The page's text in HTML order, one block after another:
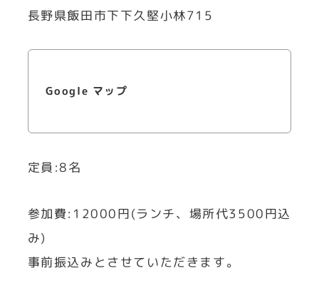
長野県飯田市下下久堅小林715
Google マップ
定員:8名
参加費:12000円(ランチ、場所代3500円込
み)
事前振込みとさせていただきます。